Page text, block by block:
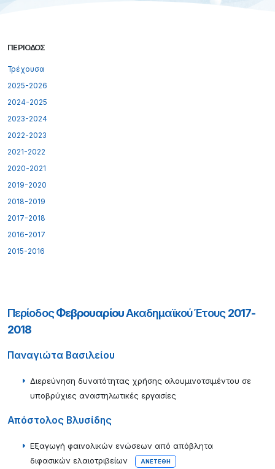
ΠΕΡΙΌΔΟΣ
Τρέχουσα
2025-2026
2024-2025
2023-2024
2022-2023
2021-2022
2020-2021
2019-2020
2018-2019
2017-2018
2016-2017
2015-2016
ΠερίοδοςΦεβρουαρίουΑκαδημαϊκού Έτους2017-
2018
Παναγιώτα Βασιλείου
Διερεύνηση δυνατότητας χρήσης αλουμινοτσιμέντου σε
υποβρύχιες αναστηλωτικές εργασίες
Απόστολος Βλυσίδης
Εξαγωγή φαινολικών ενώσεων από απόβλητα
διφασικών ελαιοτριβείων
ΑΝΕΤΈΘΗ